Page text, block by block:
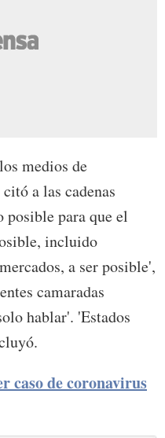
medios de
a las cadenas
para que el
incluido
a ser posible',
camaradas
hablar'. 'Estados
caso de coronavirus